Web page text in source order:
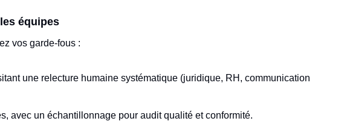
équipes
vos garde‑fous :
une relecture humaine systématique (juridique, RH, communication
avec un échantillonnage pour audit qualité et conformité.